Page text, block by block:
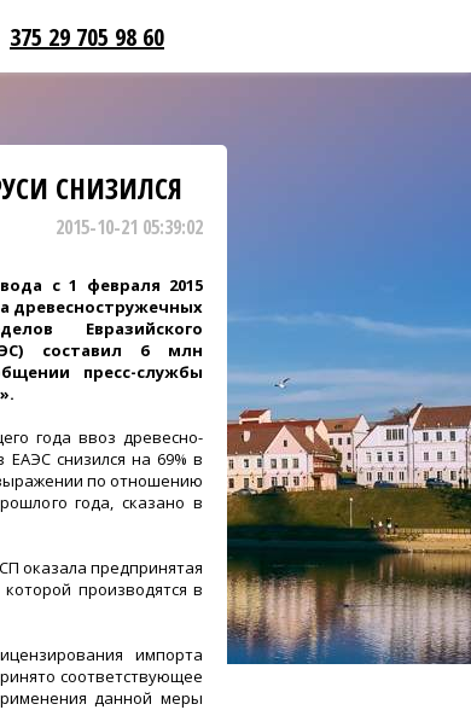
375 29 705 98 60
СНИЗИЛСЯ
2015-10-21 05:39:02
с 1 февраля 2015
древесностружечных
Евразийского
составил 6 млн
пресс-службы
года ввоз древесно-
ЕАЭС снизился на 69% в
по отношению
года, сказано в
оказала предпринятая
производятся в
импорта
соответствующее
данной меры